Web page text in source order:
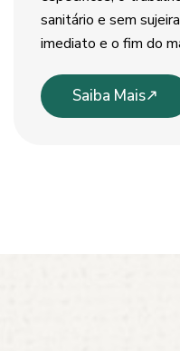
sanitário e sem
imediato e o fim do
Saiba Mais